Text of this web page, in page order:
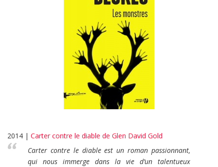
2014 | Carter contre le diable de Glen David Gold
Carter contre le diable est un roman passionnant,
qui nous immerge dans la vie d’un talentueux